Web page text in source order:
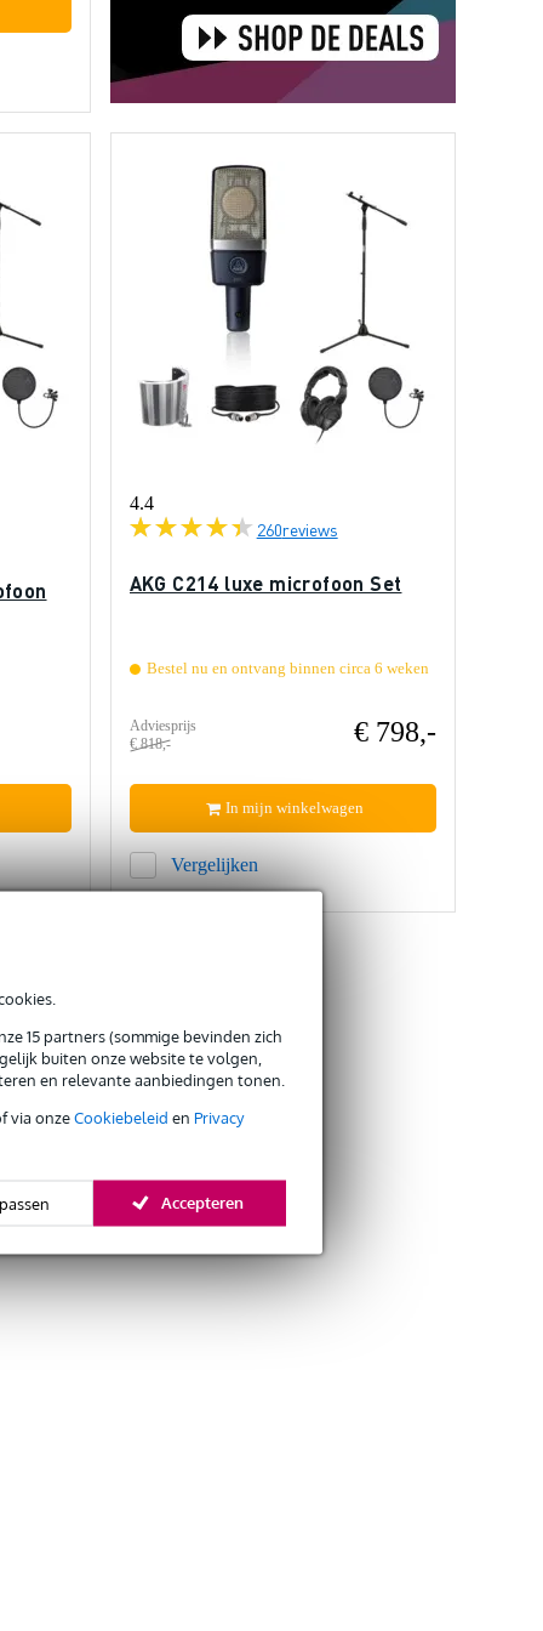
15 partners (sommige bevinden zich
buiten onze website te volgen,
en relevante aanbiedingen tonen.
via onzeCookiebeleid en Privacy
Accepteren
4.4
260reviews
AKG C214 luxe microfoon Set
Bestel nu en ontvang binnen circa 6 weken
Adviesprijs
€ 818,-
€ 798,-
Vergelijken
In mijn winkelwagen